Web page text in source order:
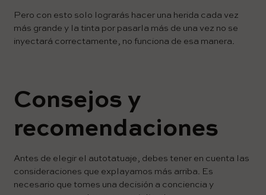
Pero con esto solo lograrás hacer una herida cada vez
más grande y la tinta por pasarla más de una vez no se
inyectará correctamente, no funciona de esa manera.
Consejos y
recomendaciones
Antes de elegir el autotatuaje, debes tener en cuenta las
consideraciones que explayamos más arriba. Es
necesario que tomes una decisión a conciencia y